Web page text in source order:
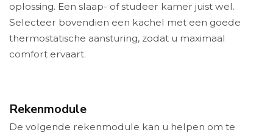
oplossing. Een slaap- of studeer kamer juist wel.
Selecteer bovendien een kachel met een goede
thermostatische aansturing, zodat u maximaal
comfort ervaart.
Rekenmodule
De volgende rekenmodule kan u helpen om te